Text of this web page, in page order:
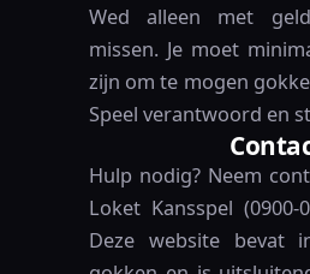
Wed alleen met
missen. Je moet
zijn om te mogen
Speel verantwoord en
Hulp nodig? Neem
Loket Kansspel (0900-
Deze website bevat